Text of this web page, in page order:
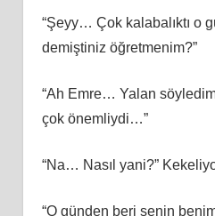
“Şeyy… Çok kalabalıktı o
demiştiniz öğretmenim?”
“Ah Emre… Yalan
çok önemliydi…”
“Na… Nasıl yani?”
“O günden beri senin